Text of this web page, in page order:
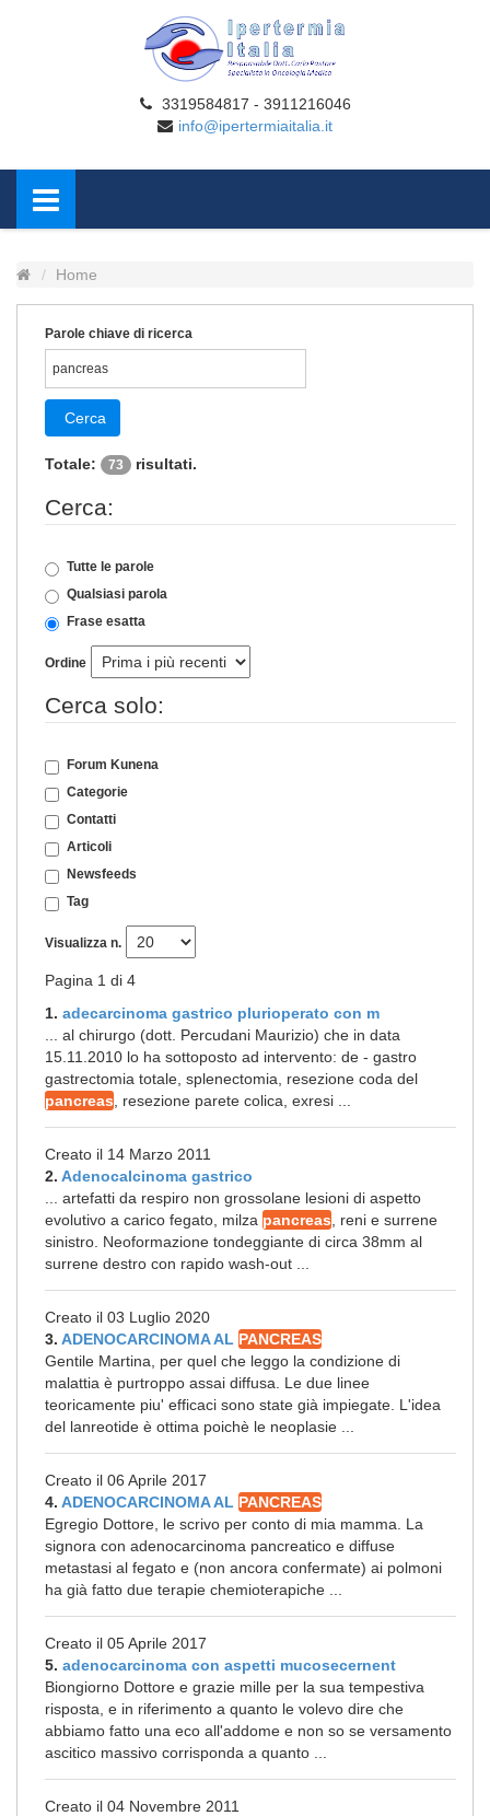
3319584817 - 3911216046
info@ipertermiaitalia.it
Home
Parole chiave di ricerca
Cerca
Totale: 73 risultati.
Cerca:
Tutte le parole
Qualsiasi parola
Frase esatta
Ordine
Cerca solo:
Forum Kunena
Categorie
Contatti
Articoli
Newsfeeds
Tag
Visualizza n.
Pagina 1 di 4
1. adecarcinoma gastrico plurioperato con m
... al chirurgo (dott. Percudani Maurizio) che in data
15.11.2010 lo ha sottoposto ad intervento: de - gastro
gastrectomia totale, splenectomia, resezione coda del
pancreas , resezione parete colica, exresi ...
Creato il 14 Marzo 2011
2. Adenocalcinoma gastrico
... artefatti da respiro non grossolane lesioni di aspetto
evolutivo a carico fegato, milza pancreas , reni e surrene
sinistro. Neoformazione tondeggiante di circa 38mm al
surrene destro con rapido wash-out ...
Creato il 03 Luglio 2020
3. ADENOCARCINOMA AL PANCREAS
Gentile Martina, per quel che leggo la condizione di
malattia è purtroppo assai diffusa. Le due linee
teoricamente piu' efficaci sono state già impiegate. L'idea
del lanreotide è ottima poichè le neoplasie ...
Creato il 06 Aprile 2017
4. ADENOCARCINOMA AL PANCREAS
Egregio Dottore, le scrivo per conto di mia mamma. La
signora con adenocarcinoma pancreatico e diffuse
metastasi al fegato e (non ancora confermate) ai polmoni
ha già fatto due terapie chemioterapiche ...
Creato il 05 Aprile 2017
5. adenocarcinoma con aspetti mucosecernent
Biongiorno Dottore e grazie mille per la sua tempestiva
risposta, e in riferimento a quanto le volevo dire che
abbiamo fatto una eco all'addome e non so se versamento
ascitico massivo corrisponda a quanto ...
Creato il 04 Novembre 2011